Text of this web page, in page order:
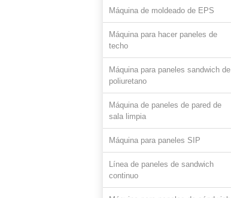
Máquina de moldeado de EPS
Máquina para hacer paneles de
techo
Máquina para paneles sandwich de
poliuretano
Máquina de paneles de pared de
sala limpia
Máquina para paneles SIP
Línea de paneles de sandwich
continuo